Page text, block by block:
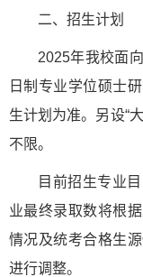
二、招生计划
2025年我校面
日制专业学位硕士
生计划为准。另设“
不限。
目前招生专业
业最终录取数将根
情况及统考合格生
进行调整。